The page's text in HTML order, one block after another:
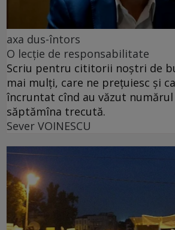
axa dus-întors
O lecție de responsabilitate
Scriu pentru cititorii noștri de
mai mulți, care ne prețuiesc și
încruntat cînd au văzut
săptămîna trecută.
Sever VOINESCU